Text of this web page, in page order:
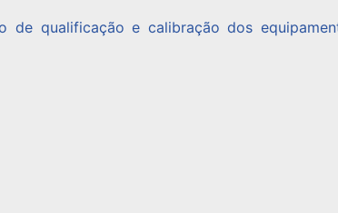
de qualificação e calibração dos